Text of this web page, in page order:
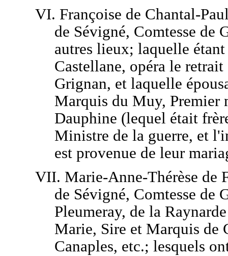
VI. Françoise de Chantal-
de Sévigné, Comtesse de
autres lieux; laquelle
Castellane, opéra le
Grignan, et laquelle
Marquis du Muy, Premier
Dauphine (lequel était
Ministre de la guerre, et
est provenue de leur
VII. Marie-Anne-Thérèse de
de Sévigné, Comtesse de
Pleumeray, de la
Marie, Sire et Marquis de
Canaples, etc.; lesquels